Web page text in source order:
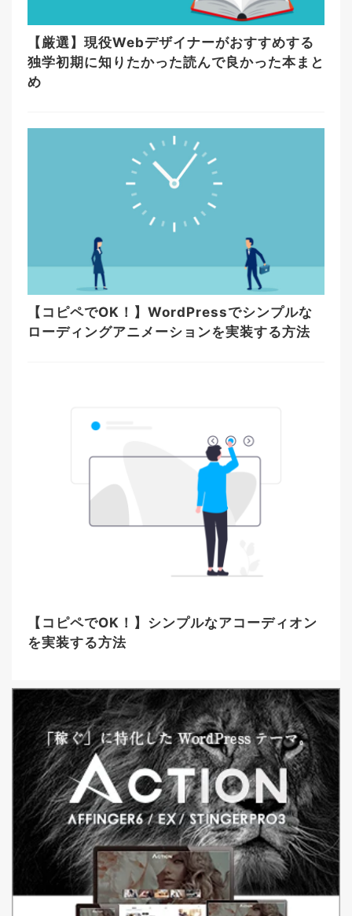
【厳選】現役Webデザイナーがおすすめする
独学初期に知りたかった読んで良かった本まと
め
【コピペでOK！】WordPressでシンプルな
ローディングアニメーションを実装する方法
【コピペでOK！】シンプルなアコーディオン
を実装する方法